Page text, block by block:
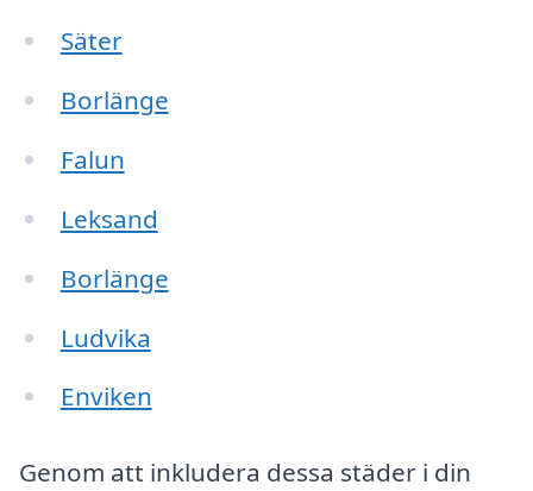
Säter
Borlänge
Falun
Leksand
Borlänge
Ludvika
Enviken
Genom att inkludera dessa städer i din